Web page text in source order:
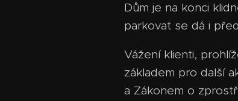
Dům je na konci
parkovat se dá i
Vážení klienti,
základem pro další
a Zákonem o